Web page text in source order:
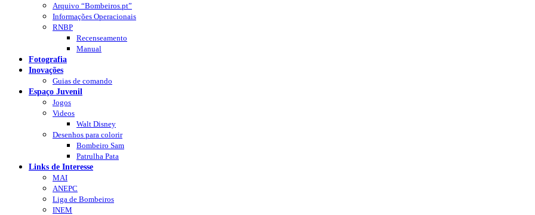
Arquivo “Bombeiros.pt”
Informações Operacionais
RNBP
Recenseamento
Manual
Fotografia
Inovações
Guias de comando
Espaço Juvenil
Jogos
Videos
Walt Disney
Desenhos para colorir
Bombeiro Sam
Patrulha Pata
Links de Interesse
MAI
ANEPC
Liga de Bombeiros
INEM